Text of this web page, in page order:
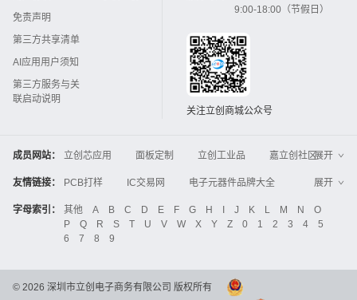
免责声明
第三方共享清单
AI应用用户须知
第三方服务与关
联启动说明
9:00-18:00（节假日）
关注立创商城公众号
成员网站： 立创芯应用 面板定制 立创工业品
嘉立创社区
3D打印
嘉立创FPC 嘉立创PCB
嘉立创FA
Global Website LCSC
ZXHPCB
展开
友情链接： PCB打样 IC交易网
电子元器件品牌大全
中国IC网
智能电网 机电设备
电子工程网
晶振
电子技术应用 21icsearch
电子展
工业品采购
IC电子网 锂电池
集成灶
中国机床商务网
DFRobot开源硬件商城
展开
字母索引： 其他 A B C D E F G H I J K L M N
O
P
Q R S T U V W X Y Z 0 1 2 3 4
5
6
7 8 9
© 2026 深圳市立创电子商务有限公司 版权所有